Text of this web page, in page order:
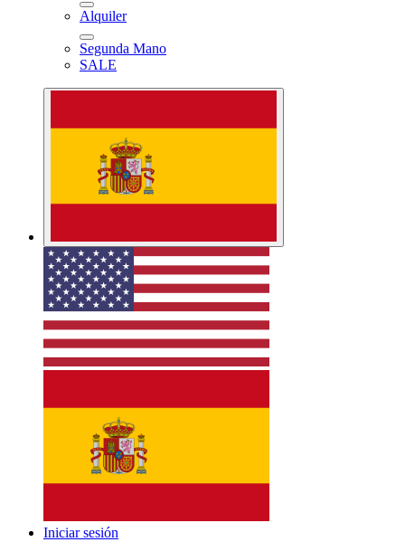
Alquiler
Segunda Mano
SALE
Iniciar sesión